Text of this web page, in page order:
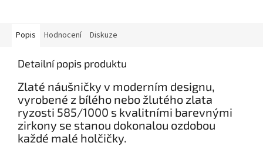
Popis Hodnocení Diskuze
Detailní popis produktu
Zlaté náušničky v moderním designu,
vyrobené z bílého nebo žlutého zlata
ryzosti 585/1000 s kvalitními barevnými
zirkony se stanou dokonalou ozdobou
každé malé holčičky.